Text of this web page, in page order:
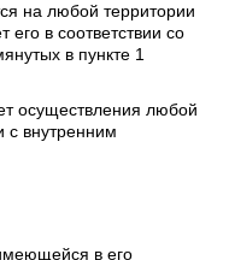
на любой территории
в соответствии со
в пункте 1
осуществления любой
с внутренним
в его